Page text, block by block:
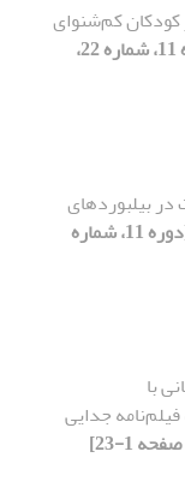
کودکان کم‌شنوای
[دوره 11، شماره 22،
در بیلبوردهای
[دوره 11، شماره
با
جدایی